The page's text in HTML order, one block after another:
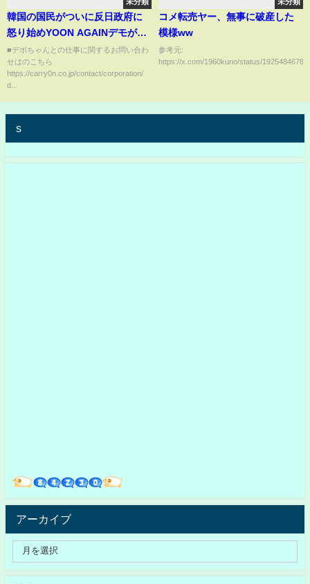
未分類
韓国の国民がついに反日政府に
怒り始めYOON AGAINデモが起
きました
■デボちゃんとの仕事に関するお問い合わ
せはのこちら
https://carry0n.co.jp/contact/corporation/
d...
未分類
コメ転売ヤー、無事に破産した
模様ww
参考元:
https://x.com/1960kuno/status/
s
アーカイブ